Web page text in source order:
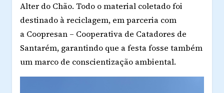
Alter do Chão. Todo o material coletado foi
destinado à reciclagem, em parceria com
a Coopresan – Cooperativa de Catadores de
Santarém, garantindo que a festa fosse também
um marco de conscientização ambiental.